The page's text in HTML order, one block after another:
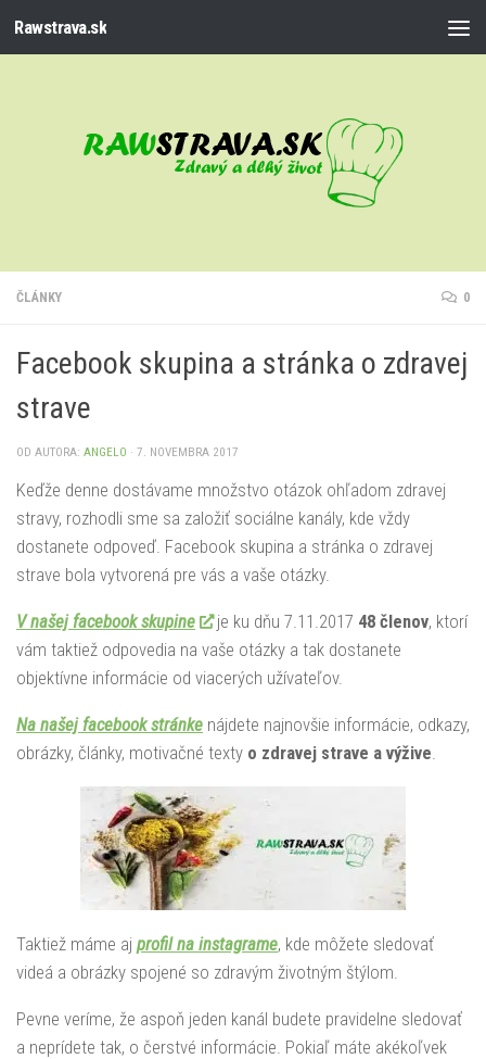
Preskočiť na obsah
Rawstrava.sk
ČLÁNKY 0
Facebook skupina a stránka o zdravej
strave
OD AUTORA: ANGELO · 7. NOVEMBRA 2017
Keďže denne dostávame množstvo otázok ohľadom zdravej
stravy, rozhodli sme sa založiť sociálne kanály, kde vždy
dostanete odpoveď. Facebook skupina a stránka o zdravej
strave bola vytvorená pre vás a vaše otázky.
V našej facebook skupine je ku dňu 7.11.2017 48 členov, ktorí
vám taktiež odpovedia na vaše otázky a tak dostanete
objektívne informácie od viacerých užívateľov.
Na našej facebook stránke nájdete najnovšie informácie, odkazy,
obrázky, články, motivačné texty o zdravej strave a výžive
Taktiež máme aj profil na instagrame, kde môžete sledovať
videá a obrázky spojené so zdravým životným štýlom.
Pevne veríme, že aspoň jeden kanál budete pravidelne sledovať
a neprídete tak, o čerstvé informácie. Pokiaľ máte akékoľvek